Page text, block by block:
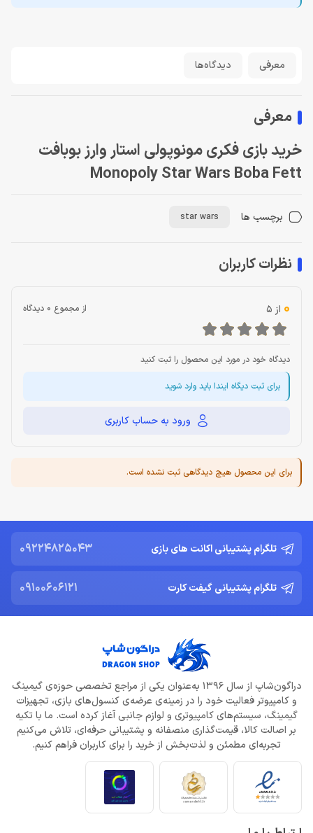
معرفی دیدگاه‌ها
معرفی
خرید بازی فکری مونوپولی استار وارز بوبافت
Monopoly Star Wars Boba Fett
برچسب ها star wars
نظرات کاربران
0 از 5 از مجموع 0 دیدگاه
دیدگاه خود در مورد این محصول را ثبت کنید
برای ثبت دیگاه ایندا باید وارد شوید
ورود به حساب کاربری
برای این محصول هیچ دیدگاهی ثبت نشده است.
تلگرام پشتیبانی اکانت های بازی 09224825043
تلگرام پشتیبانی گیفت کارت 09100606121
دراگون‌شاپ از سال 1396 به‌عنوان یکی از مراجع تخصصی حوزه‌ی گیمینگ
و کامپیوتر فعالیت خود را در زمینه‌ی عرضه‌ی کنسول‌های بازی، تجهیزات
گیمینگ، سیستم‌های کامپیوتری و لوازم جانبی آغاز کرده است. ما با تکیه
بر اصالت کالا، قیمت‌گذاری منصفانه و پشتیبانی حرفه‌ای، تلاش می‌کنیم
تجربه‌ای مطمئن و لذت‌بخش از خرید را برای کاربران فراهم کنیم.